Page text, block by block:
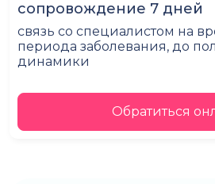
сопровождение 7 дней
связь со специалистом на
периода заболевания, до
динамики
Обратиться